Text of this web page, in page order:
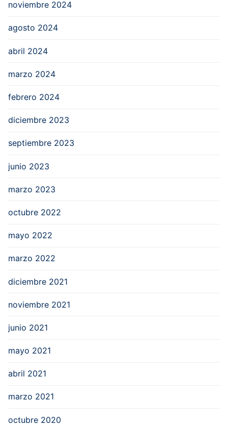
noviembre 2024
agosto 2024
abril 2024
marzo 2024
febrero 2024
diciembre 2023
septiembre 2023
junio 2023
marzo 2023
octubre 2022
mayo 2022
marzo 2022
diciembre 2021
noviembre 2021
junio 2021
mayo 2021
abril 2021
marzo 2021
octubre 2020